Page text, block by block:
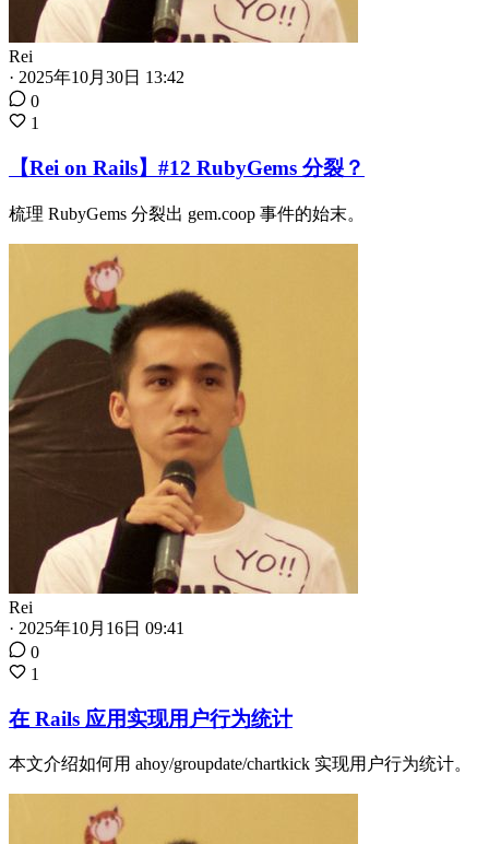
Rei
· 2025年10月30日 13:42
0
1
【Rei on Rails】#12 RubyGems 分裂？
梳理 RubyGems 分裂出 gem.coop 事件的始末。
Rei
· 2025年10月16日 09:41
0
1
在 Rails 应用实现用户行为统计
本文介绍如何用 ahoy/groupdate/chartkick 实现用户行为统计。